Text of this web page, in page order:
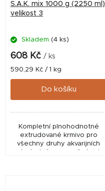
S.A.K. mix 1000 g (2250 ml)
velikost 3
Skladem (4 ks)
608 Kč / ks
Měrná
cena:
590,29 Kč / 1 kg
Do košíku
Kompletní plnohodnotné
extrudované krmivo pro
všechny druhy akvarijních